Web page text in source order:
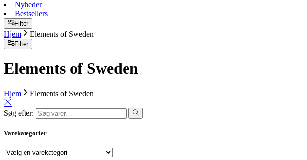
Nyheder
Bestsellers
Filter
Hjem Elements of Sweden
Filter
Elements of Sweden
Hjem Elements of Sweden
Søg efter:
Varekategorier